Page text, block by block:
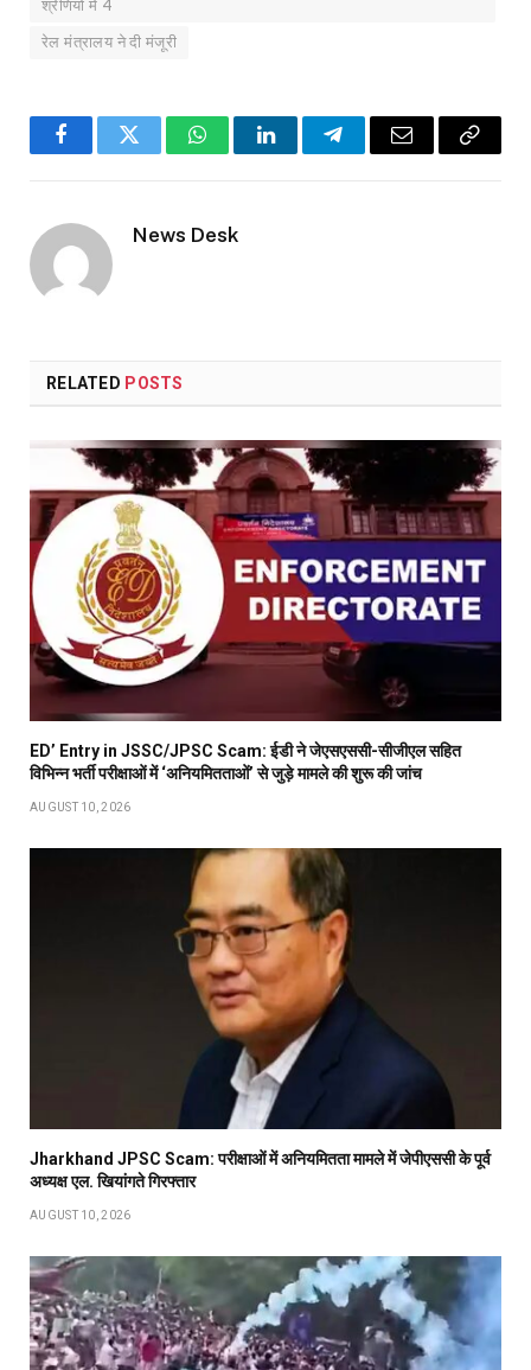
श्रेणियों में 4
रेल मंत्रालय ने दी मंजूरी
FacebookTwitter WhatsAppLinkedInTelegramEmail
Copy
News Desk
RELATED POSTS
ED’ Entry in JSSC/JPSC Scam: ईडी ने जेएसएससी-सीजीएल सहित
विभिन्न भर्ती परीक्षाओं में ‘अनियमितताओं’ से जुड़े मामले की शुरू की जांच
AUGUST 10, 2026
Jharkhand JPSC Scam: परीक्षाओं में अनियमितता मामले में जेपीएससी के पूर्व
अध्यक्ष एल. खियांगते गिरफ्तार
AUGUST 10, 2026